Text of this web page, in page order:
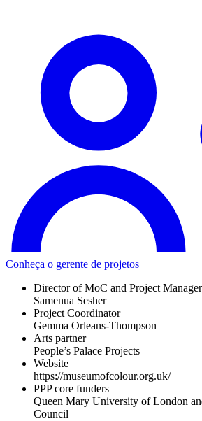
Conheça o gerente de projetos
Director of MoC and Project Manager
Samenua Sesher
Project Coordinator
Gemma Orleans-Thompson
Arts partner
People’s Palace Projects
Website
https://museumofcolour.org.uk/
PPP core funders
Queen Mary University of London
Council